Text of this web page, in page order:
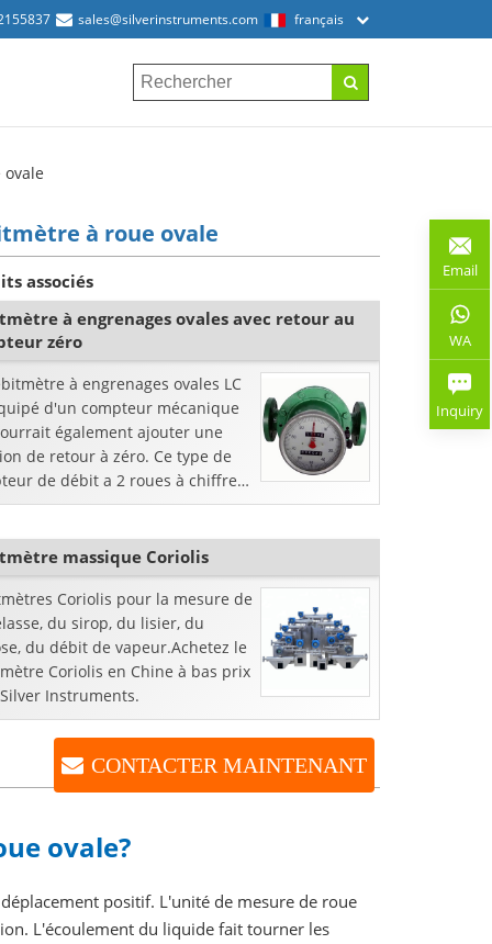
sales@silverinstruments.com français
à roue ovale
associés
à engrenages ovales avec retour au
zéro
à engrenages ovales LC
d'un compteur mécanique
également ajouter une
de retour à zéro. Ce type de
de débit a 2 roues à chiffres,
totaliser le débit total; anoth
massique Coriolis
Coriolis pour la mesure de
du sirop, du lisier, du
du débit de vapeur.Achetez le
Coriolis en Chine à bas prix
Instruments.
CONTACTER MAINTENANT
ovale?
positif. L'unité de mesure de roue
L'écoulement du liquide fait tourner les
Email
WA
Inquiry